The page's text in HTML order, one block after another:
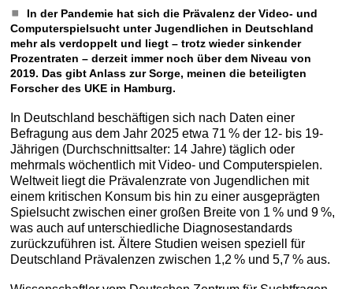
In der Pandemie hat sich die Prävalenz der Video- und
Computerspielsucht unter Jugendlichen in Deutschland
mehr als verdoppelt und liegt – trotz wieder sinkender
Prozentraten – derzeit immer noch über dem Niveau von
2019. Das gibt Anlass zur Sorge, meinen die beteiligten
Forscher des UKE in Hamburg.
In Deutschland beschäftigen sich nach Daten einer
Befragung aus dem Jahr 2025 etwa 71 % der 12- bis 19-
Jährigen (Durchschnittsalter: 14 Jahre) täglich oder
mehrmals wöchentlich mit Video- und Computerspielen.
Weltweit liegt die Prävalenzrate von Jugendlichen mit
einem kritischen Konsum bis hin zu einer ausgeprägten
Spielsucht zwischen einer großen Breite von 1 % und 9 %,
was auch auf unterschiedliche Diagnosestandards
zurückzuführen ist. Ältere Studien weisen speziell für
Deutschland Prävalenzen zwischen 1,2 % und 5,7 % aus.